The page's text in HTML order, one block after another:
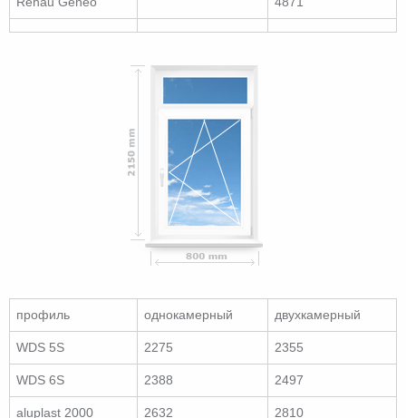
профиль однокамерный двухкамерный
WDS 5S 2275 2355
WDS 6S 2388 2497
aluplast 2000 2632 2810